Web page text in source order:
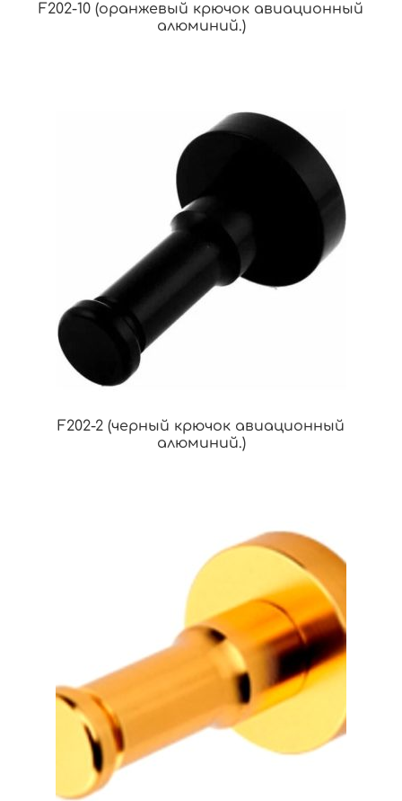
F202-10 (оранжевый крючок авиационный
алюминий.)
F202-2 (черный крючок авиационный
алюминий.)